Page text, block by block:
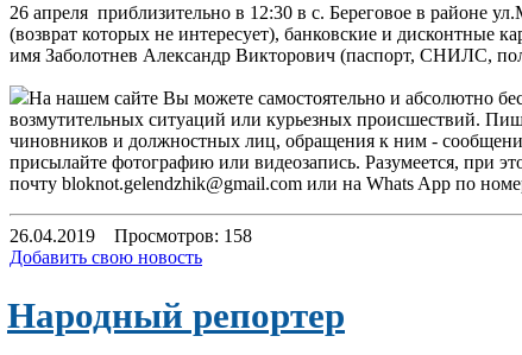
26 апреля приблизительно в 12:30 в с. Береговое в районе
(возврат которых не интересует), банковские и
имя Заболотнев Александр Викторович (паспорт, СНИЛС,
На нашем сайте Вы можете самостоятельно и абсолютно
возмутительных ситуаций или курьезных происшествий.
чиновников и должностных лиц, обращения к ним -
присылайте фотографию или видеозапись. Разумеется, при
почту bloknot.gelendzhik@gmail.com или на Whats App по
26.04.2019
Просмотров: 158
Добавить свою новость
Народный репортер